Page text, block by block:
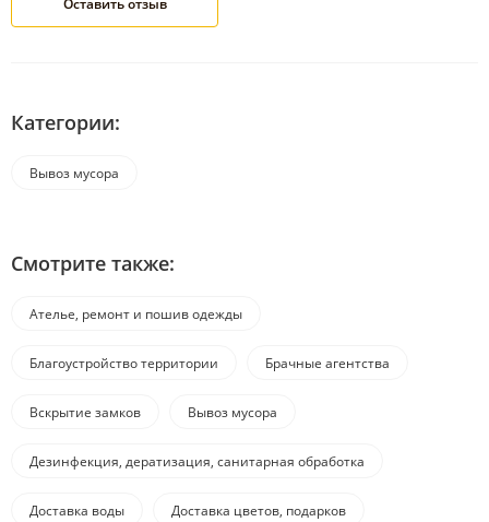
Категории:
Вывоз мусора
Смотрите также:
Ателье, ремонт и пошив одежды
Благоустройство территории Брачные агентства
Вскрытие замков Вывоз мусора
Дезинфекция, дератизация, санитарная обработка
Доставка воды Доставка цветов, подарков